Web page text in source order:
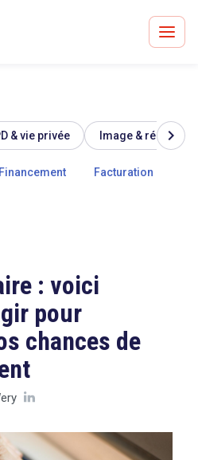
Paris & Bruxelles
depuis 30 ans
sur le RGPD
& vie privée Image & réputation
Financement Facturation
chevron_right
: voici
pour
chances de